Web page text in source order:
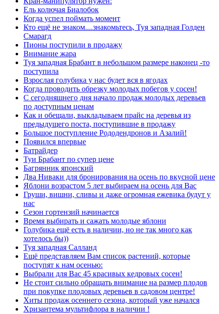
Ель колючая Биалобок
Когда успел поймать момент
Кто ещё не знаком....знакомьтесь, Туя западная Голден
Смарагд
Пионы поступили в продажу
Внимание жара
Туя западная Брабант в небольшом размере наконец -то
поступила
Взрослая голубика у нас будет вся в ягодах
Когда проводить обрезку молодых побегов у сосен!
С сегодняшнего дня начало продаж молодых деревьев
по доступным ценам
Как и обещали, выкладываем прайс на деревья из
предыдущего поста, поступившие в продажу
Большое поступление Рододендронов и Азалий!
Появился впервые
Батрайдер
Туи Брабант по супер цене
Багрянник японский
Два Ниваки для бронирования на осень по вкусной цене
Яблони возрастом 5 лет выбираем на осень для Вас
Груши, вишни, сливы и даже огромная ежевика будут у
нас
Сезон гортензий начинается
Время выбирать и сажать молодые яблони
Голубика ещё есть в наличии, но не так много как
хотелось бы))
Туя западная Салланд
Ещё представляем Вам список растений, которые
поступят к нам осенью:
Выбрали для Вас 45 красивых кедровых сосен!
Не стоит сильно обращать внимание на размер плодов
при покупке плодовых деревьев в садовом центре!
Хиты продаж осеннего сезона, который уже начался
Хризантема мультифлора в наличии !